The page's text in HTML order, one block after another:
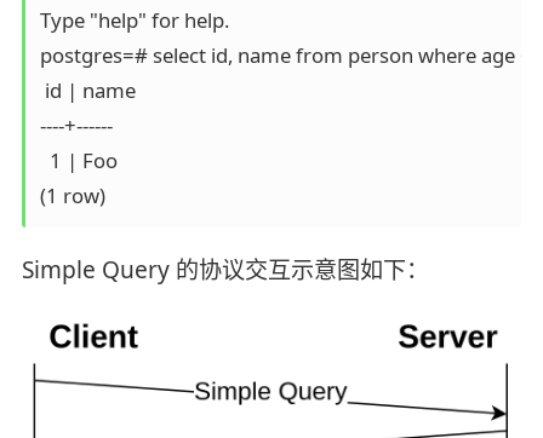
Type "help" for help.
postgres=# select id, name from person where age <
id | name
----+------
  1 | Foo
(1 row)
Simple Query 的协议交互示意图如下：